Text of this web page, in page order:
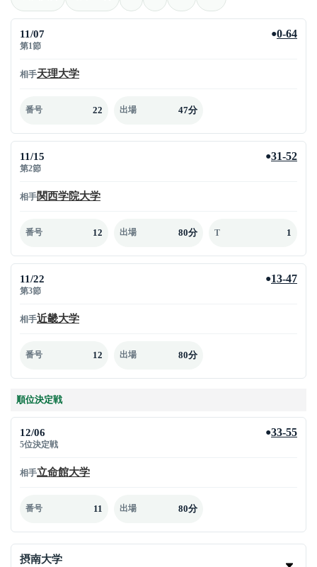
11/07
第1節
●0-64
相手天理大学
番号 22 出場 47分
11/15
第2節
●31-52
相手関西学院大学
番号 12 出場 80分 T 1
11/22
第3節
●13-47
相手近畿大学
番号 12 出場 80分
順位決定戦
12/06
5位決定戦
●33-55
相手立命館大学
番号 11 出場 80分
摂南大学